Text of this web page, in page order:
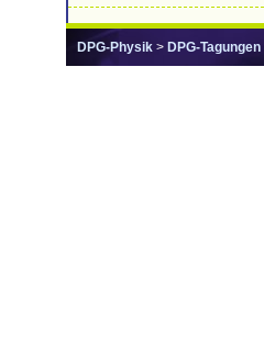
DPG-Physik > DPG-Tagungen